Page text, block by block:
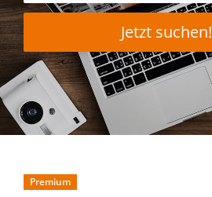
Jetzt suchen!
Premium